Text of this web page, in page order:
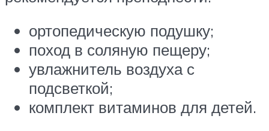
ортопедическую подушку;
поход в соляную пещеру;
увлажнитель воздуха с
подсветкой;
комплект витаминов для детей.